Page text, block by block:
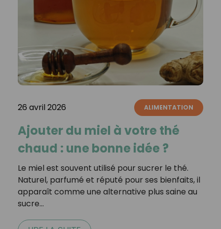
26 avril 2026 ALIMENTATION
Ajouter du miel à votre thé
chaud : une bonne idée ?
Le miel est souvent utilisé pour sucrer le thé.
Naturel, parfumé et réputé pour ses bienfaits, il
apparaît comme une alternative plus saine au
sucre…